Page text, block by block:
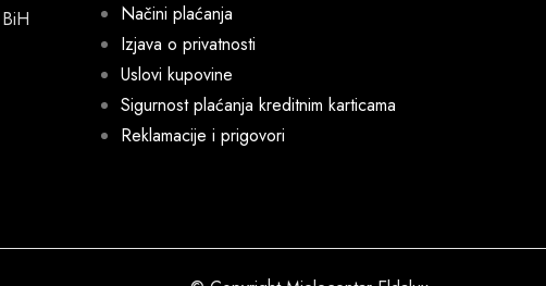
Načini plaćanja
Izjava o privatnosti
Uslovi kupovine
Sigurnost plaćanja kreditnim karticama
Reklamacije i prigovori